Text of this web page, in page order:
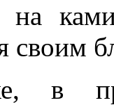
на
своим